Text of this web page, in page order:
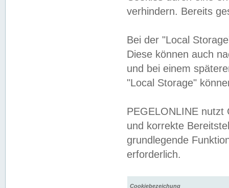
verhindern. Bereits
Bei der "Local
Diese können auch
und bei einem
"Local Storage"
PEGELONLINE nutzt
und korrekte
grundlegende
erforderlich.
Cookiebezeichung